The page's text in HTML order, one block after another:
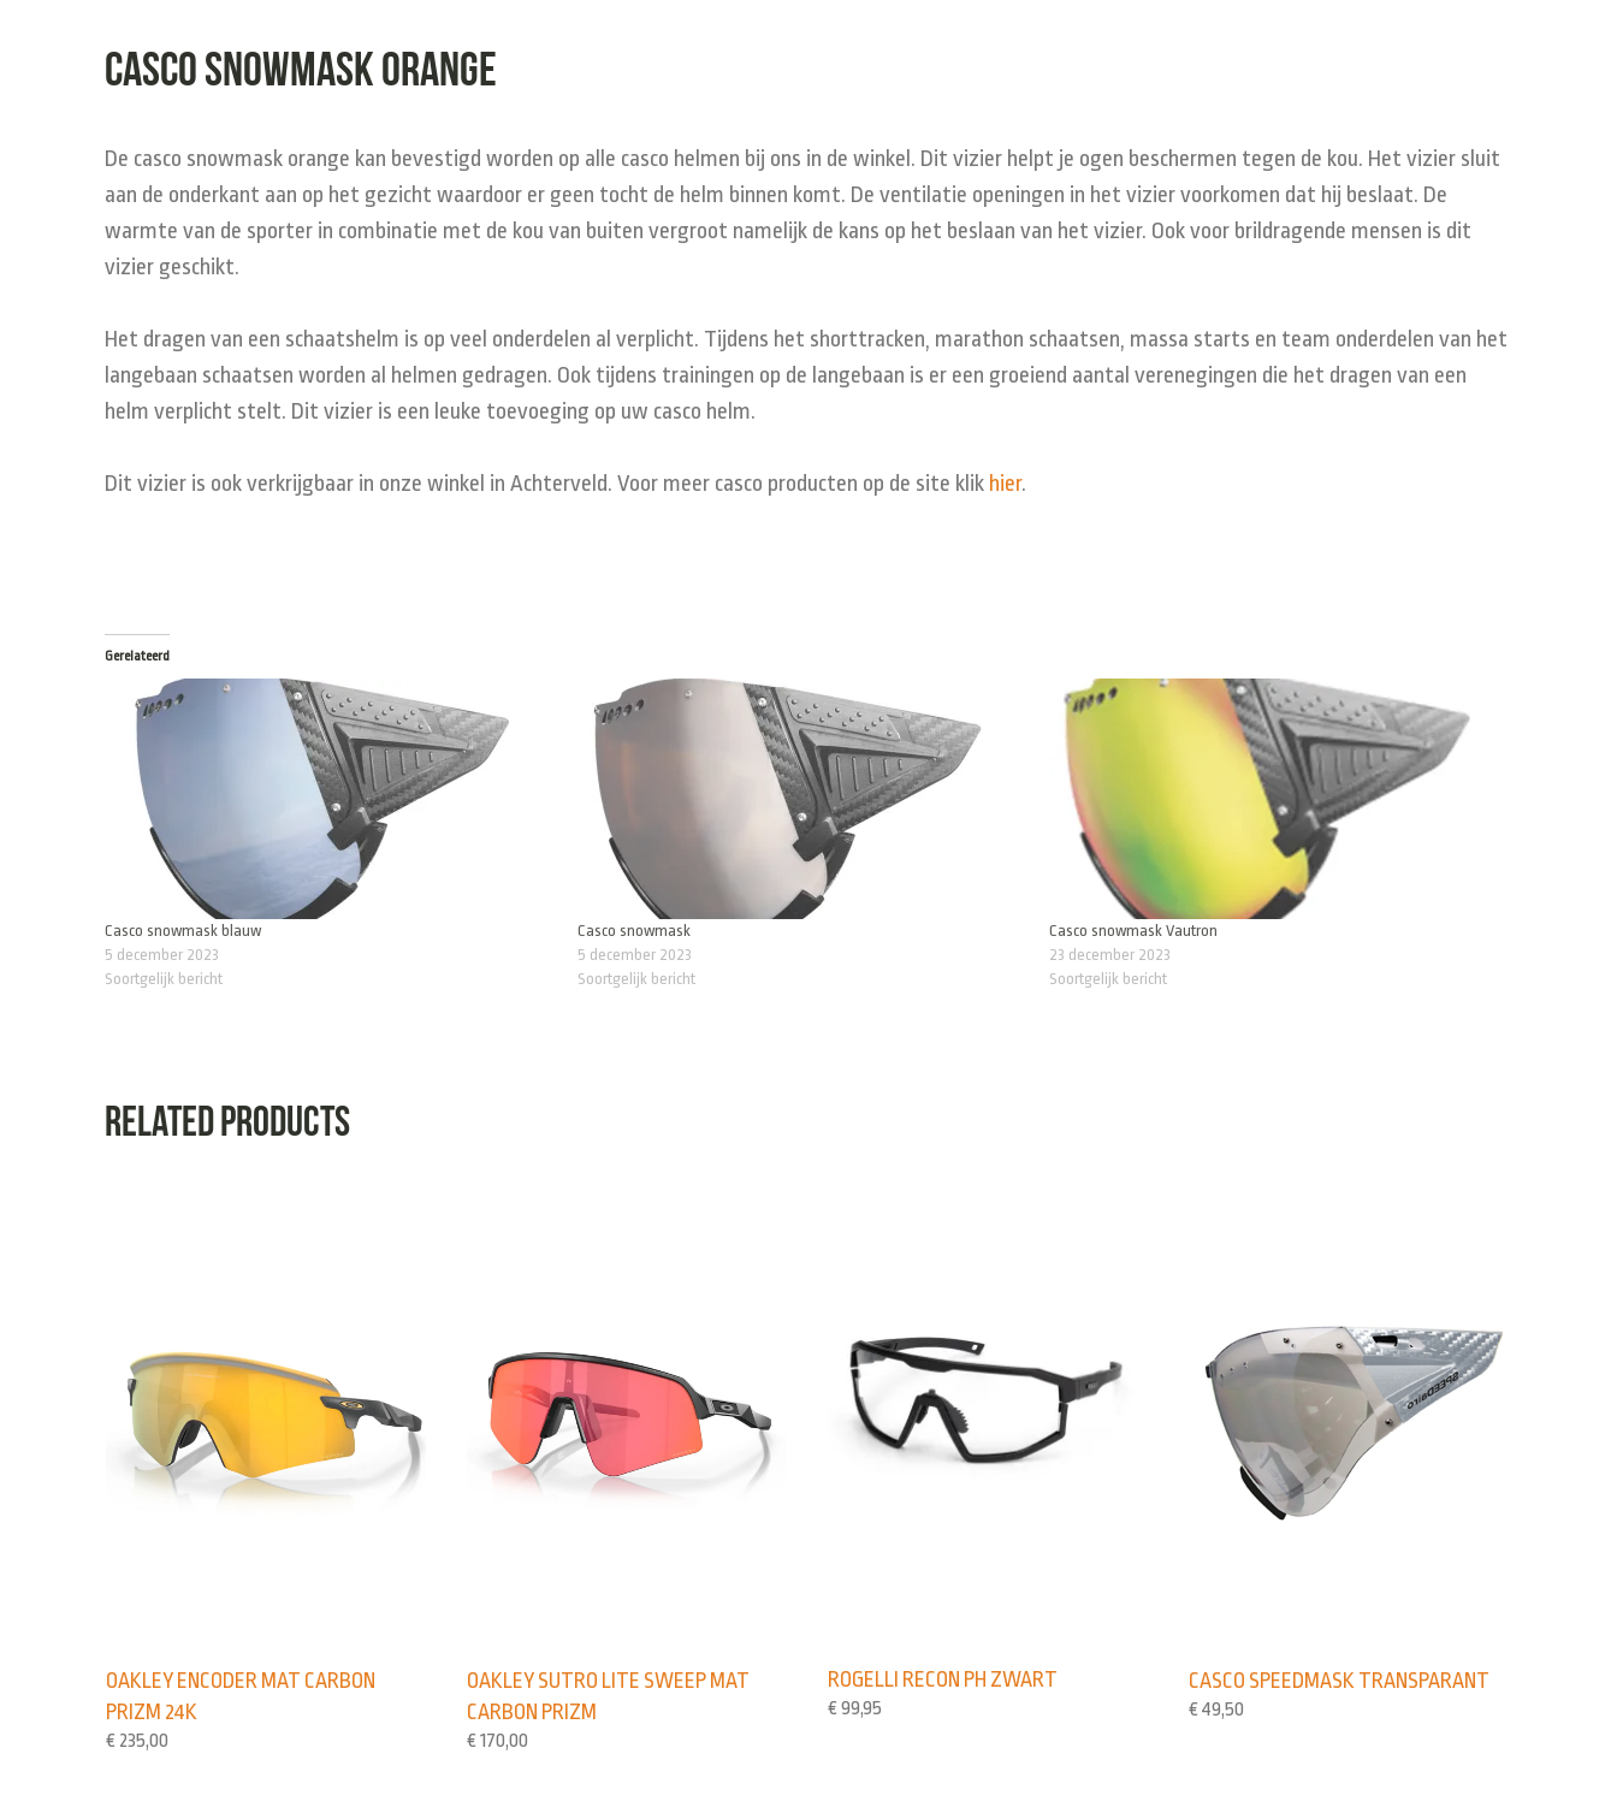
Casco snowmask orange
De casco snowmask orange kan bevestigd worden op alle casco helmen bij ons in de winkel. Dit vizier helpt je ogen beschermen tegen de kou. Het vizier sluit
aan de onderkant aan op het gezicht waardoor er geen tocht de helm binnen komt. De ventilatie openingen in het vizier voorkomen dat hij beslaat. De
warmte van de sporter in combinatie met de kou van buiten vergroot namelijk de kans op het beslaan van het vizier. Ook voor brildragende mensen is dit
vizier geschikt.
Het dragen van een schaatshelm is op veel onderdelen al verplicht. Tijdens het shorttracken, marathon schaatsen, massa starts en team onderdelen van het
langebaan schaatsen worden al helmen gedragen. Ook tijdens trainingen op de langebaan is er een groeiend aantal verenegingen die het dragen van een
helm verplicht stelt. Dit vizier is een leuke toevoeging op uw casco helm.
Dit vizier is ook verkrijgbaar in onze winkel in Achterveld. Voor meer casco producten op de site klik hier.
Gerelateerd
Casco snowmask blauw
5 december 2023
Soortgelijk bericht
Casco snowmask
5 december 2023
Soortgelijk bericht
Casco snowmask Vautron
23 december 2023
Soortgelijk bericht
Related products
OAKLEY ENCODER MAT CARBON
PRIZM 24K
€ 235,00
OAKLEY SUTRO LITE SWEEP MAT
CARBON PRIZM
€ 170,00
ROGELLI RECON PH ZWART
€ 99,95
CASCO SPEEDMASK TRANSPARANT
€ 49,50